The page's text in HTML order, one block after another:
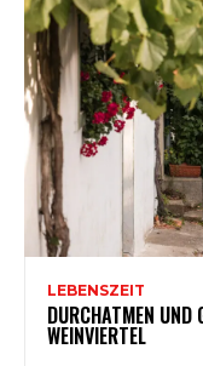
LEBENSZEIT
DURCHATMEN UND
WEINVIERTEL